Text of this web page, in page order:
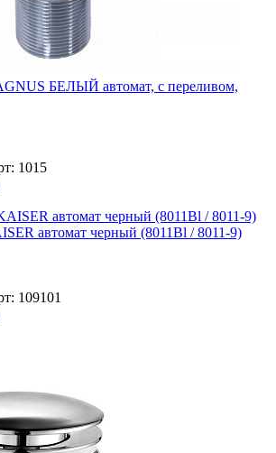
БЕЛЫЙ автомат, с переливом,
1015
автомат черный (8011Bl / 8011-9)
109101